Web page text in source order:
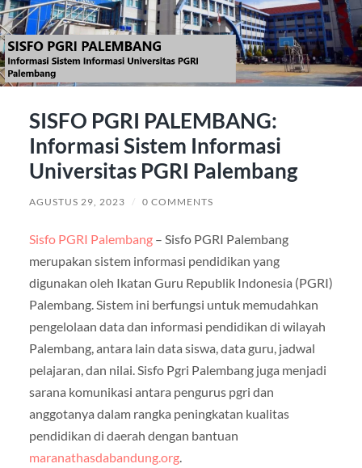
SISFO PGRI PALEMBANG:
Informasi Sistem Informasi
Universitas PGRI Palembang
AGUSTUS 29, 2023 / 0 COMMENTS
Sisfo PGRI Palembang– Sisfo PGRI Palembang
merupakan sistem informasi pendidikan yang
digunakan oleh Ikatan Guru Republik Indonesia (PGRI)
Palembang. Sistem ini berfungsi untuk memudahkan
pengelolaan data dan informasi pendidikan di wilayah
Palembang, antara lain data siswa, data guru, jadwal
pelajaran, dan nilai. Sisfo Pgri Palembang juga menjadi
sarana komunikasi antara pengurus pgri dan
anggotanya dalam rangka peningkatan kualitas
pendidikan di daerah dengan bantuan
maranathasdabandung.org.